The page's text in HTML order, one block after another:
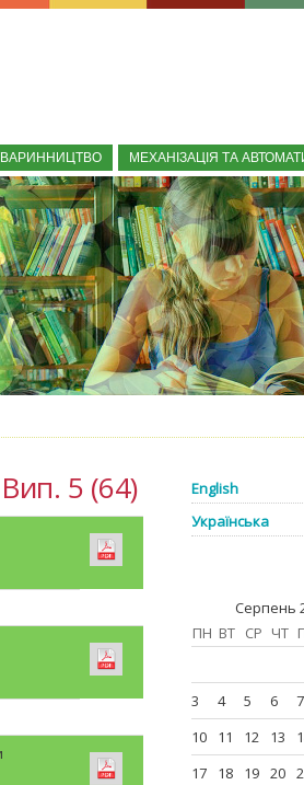
МЕХАНІЗАЦІЯ ТА
5 (64)
English
Українська
Серпень
ПН ВТ СР ЧТ
3
4 5 6 7
10
11 12 13
17
18 19 20